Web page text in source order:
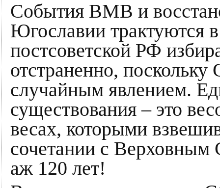
События ВМВ и
Югославии трактуются
постсоветской РФ
отстраненно, поскольку
случайным явлением.
существования – это
весах, которыми
сочетании с Верховным
аж 120 лет!